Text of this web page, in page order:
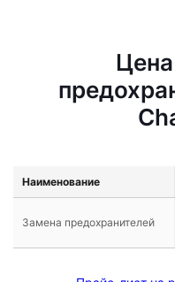
Наименование
Замена предохранителей